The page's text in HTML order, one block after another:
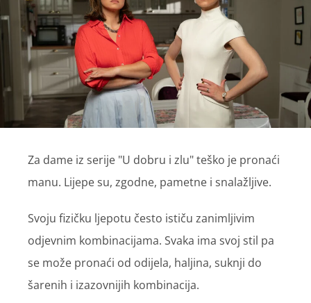
Za dame iz serije "U dobru i zlu" teško je pronaći
manu. Lijepe su, zgodne, pametne i snalažljive.
Svoju fizičku ljepotu često ističu zanimljivim
odjevnim kombinacijama. Svaka ima svoj stil pa
se može pronaći od odijela, haljina, suknji do
šarenih i izazovnijih kombinacija.